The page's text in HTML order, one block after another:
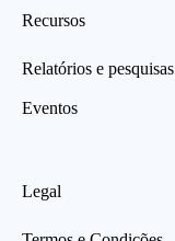
Recursos
Relatórios e pesquisas
Eventos
Legal